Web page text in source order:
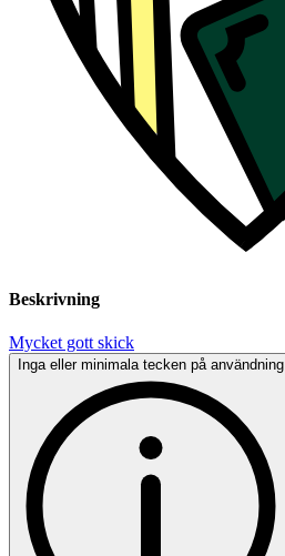
Beskrivning
Mycket gott skick
Inga eller minimala tecken på användning